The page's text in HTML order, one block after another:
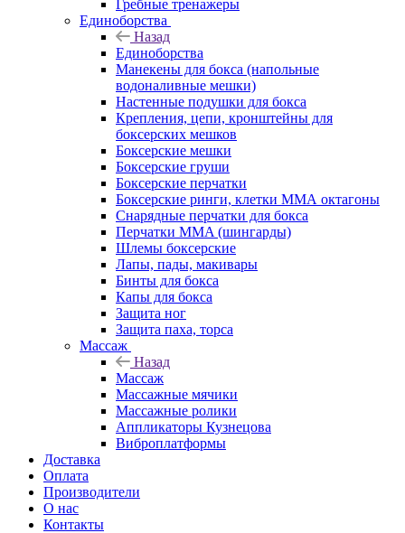
Гребные тренажеры
Единоборства
Назад
Единоборства
Манекены для бокса (напольные
водоналивные мешки)
Настенные подушки для бокса
Крепления, цепи, кронштейны для
боксерских мешков
Боксерские мешки
Боксерские груши
Боксерские перчатки
Боксерские ринги, клетки ММА октагоны
Снарядные перчатки для бокса
Перчатки MMA (шингарды)
Шлемы боксерские
Лапы, пады, макивары
Бинты для бокса
Капы для бокса
Защита ног
Защита паха, торса
Массаж
Назад
Массаж
Массажные мячики
Массажные ролики
Аппликаторы Кузнецова
Виброплатформы
Доставка
Оплата
Производители
О нас
Контакты